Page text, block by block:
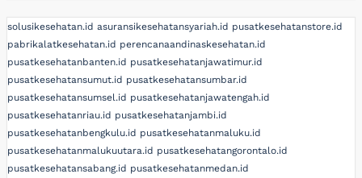
solusikesehatan.id asuransikesehatansyariah.id pusatkesehatanstore.id
pabrikalatkesehatan.id perencanaandinaskesehatan.id
pusatkesehatanbanten.id pusatkesehatanjawatimur.id
pusatkesehatansumut.id pusatkesehatansumbar.id
pusatkesehatansumsel.id pusatkesehatanjawatengah.id
pusatkesehatanriau.id pusatkesehatanjambi.id
pusatkesehatanbengkulu.id pusatkesehatanmaluku.id
pusatkesehatanmalukuutara.id pusatkesehatangorontalo.id
pusatkesehatansabang.id pusatkesehatanmedan.id